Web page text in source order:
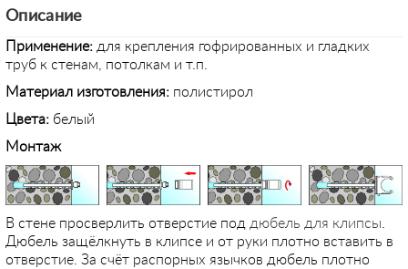
Описание
Применение: для крепления гофрированных и гладких
труб к стенам, потолкам и т.п.
Материал изготовления: полистирол
Цвета: белый
Монтаж
В стене просверлить отверстие под дюбель для клипсы
Дюбель защёлкнуть в клипсе и от руки плотно вставить в
отверстие. За счёт распорных язычков дюбель плотно